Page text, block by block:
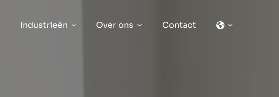
Industrieën Over ons Contact